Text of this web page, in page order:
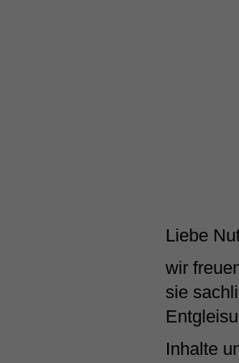
Liebe
wir
sie
Inhalte